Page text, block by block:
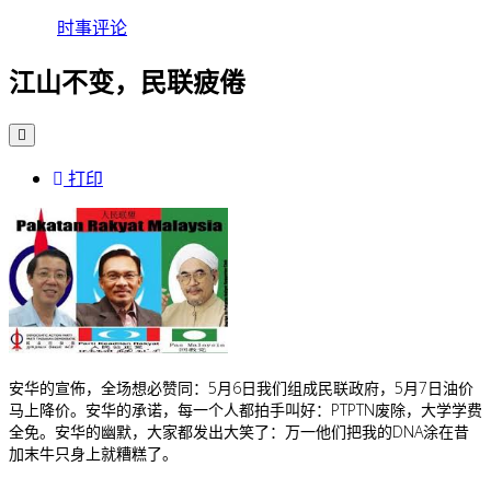
时事评论
江山不变，民联疲倦
打印
安华的宣佈，全场想必赞同：5月6日我们组成民联政府，5月7日油价
马上降价。安华的承诺，每一个人都拍手叫好：PTPTN废除，大学学费
全免。安华的幽默，大家都发出大笑了：万一他们把我的DNA涂在昔
加末牛只身上就糟糕了。